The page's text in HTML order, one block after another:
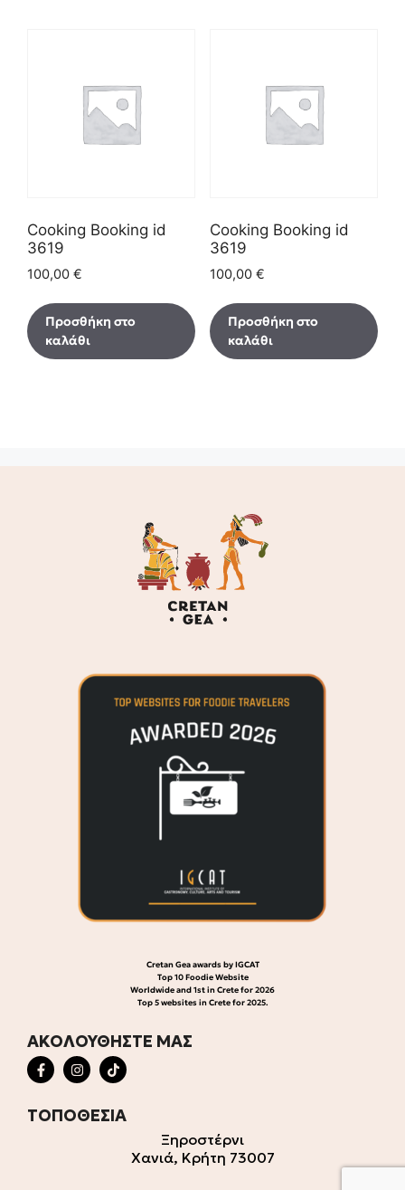
Cooking Booking id
3619
100,00 €
Προσθήκη στο
καλάθι
Cooking Booking id
3619
100,00 €
Προσθήκη στο
καλάθι
Cretan Gea awards by IGCAT
Top 10 Foodie Website
Worldwide and 1st in Crete for 2026
Top 5 websites in Crete for 2025.
ΑΚΟΛΟΥΘΗΣΤΕ ΜΑΣ
ΤΟΠΟΘΕΣΙΑ
Ξηροστέρνι
Χανιά, Κρήτη 73007